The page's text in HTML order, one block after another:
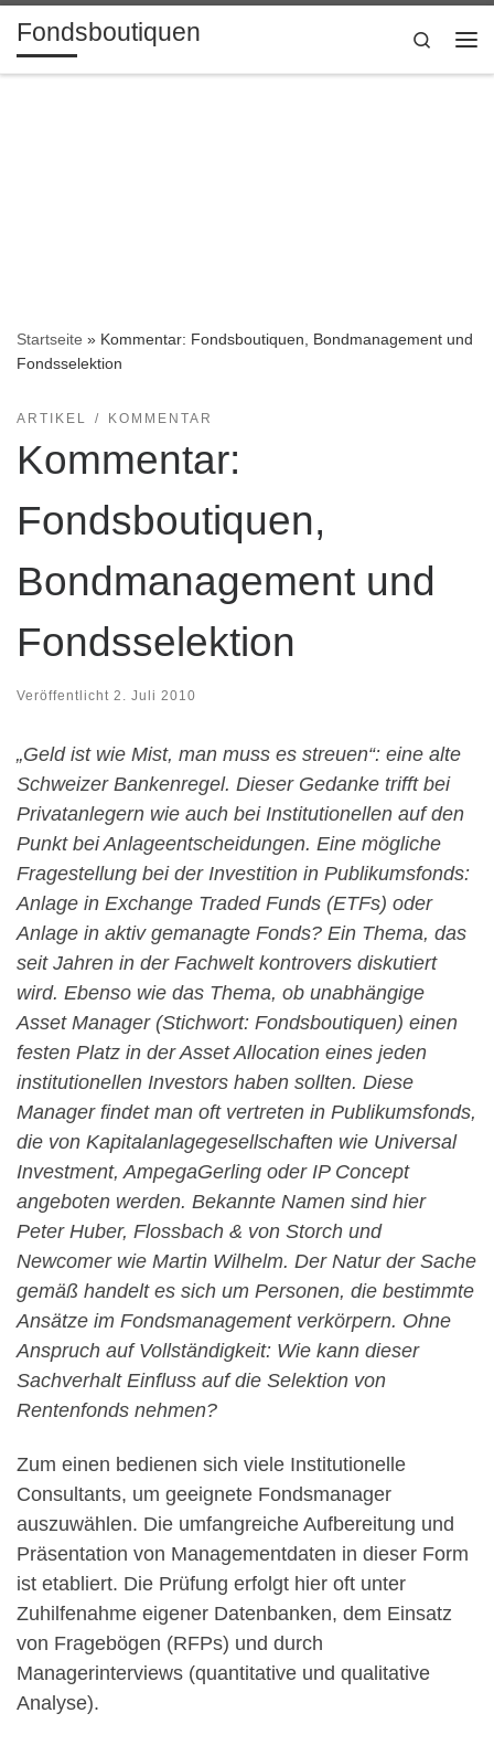
Zum Inhalt springen
Fondsboutiquen
Search
Startseite » Kommentar: Fondsboutiquen, Bondmanagement und
Fondsselektion
ARTIKEL KOMMENTAR
Kommentar:
Fondsboutiquen,
Bondmanagement und
Fondsselektion
Veröffentlicht 2. Juli 2010
„Geld ist wie Mist, man muss es streuen“: eine alte
Schweizer Bankenregel. Dieser Gedanke trifft bei
Privatanlegern wie auch bei Institutionellen auf den
Punkt bei Anlageentscheidungen. Eine mögliche
Fragestellung bei der Investition in Publikumsfonds:
Anlage in Exchange Traded Funds (ETFs) oder
Anlage in aktiv gemanagte Fonds? Ein Thema, das
seit Jahren in der Fachwelt kontrovers diskutiert
wird. Ebenso wie das Thema, ob unabhängige
Asset Manager (Stichwort: Fondsboutiquen) einen
festen Platz in der Asset Allocation eines jeden
institutionellen Investors haben sollten. Diese
Manager findet man oft vertreten in Publikumsfonds,
die von Kapitalanlagegesellschaften wie Universal
Investment, AmpegaGerling oder IP Concept
angeboten werden. Bekannte Namen sind hier
Peter Huber, Flossbach & von Storch und
Newcomer wie Martin Wilhelm. Der Natur der Sache
gemäß handelt es sich um Personen, die bestimmte
Ansätze im Fondsmanagement verkörpern. Ohne
Anspruch auf Vollständigkeit: Wie kann dieser
Sachverhalt Einfluss auf die Selektion von
Rentenfonds nehmen?
Zum einen bedienen sich viele Institutionelle
Consultants, um geeignete Fondsmanager
auszuwählen. Die umfangreiche Aufbereitung und
Präsentation von Managementdaten in dieser Form
ist etabliert. Die Prüfung erfolgt hier oft unter
Zuhilfenahme eigener Datenbanken, dem Einsatz
von Fragebögen (RFPs) und durch
Managerinterviews (quantitative und qualitative
Analyse).